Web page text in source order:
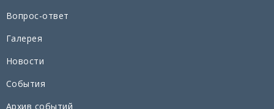
Вопрос-ответ
Галерея
Новости
События
Архив событий